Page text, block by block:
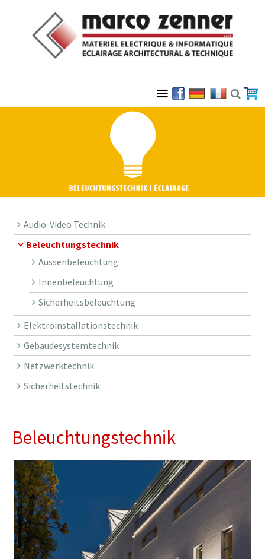
Audio-Video Technik
Beleuchtungstechnik
Aussenbeleuchtung
Innenbeleuchtung
Sicherheitsbeleuchtung
Elektroinstallationstechnik
Gebäudesystemtechnik
Netzwerktechnik
Sicherheitstechnik
Beleuchtungstechnik